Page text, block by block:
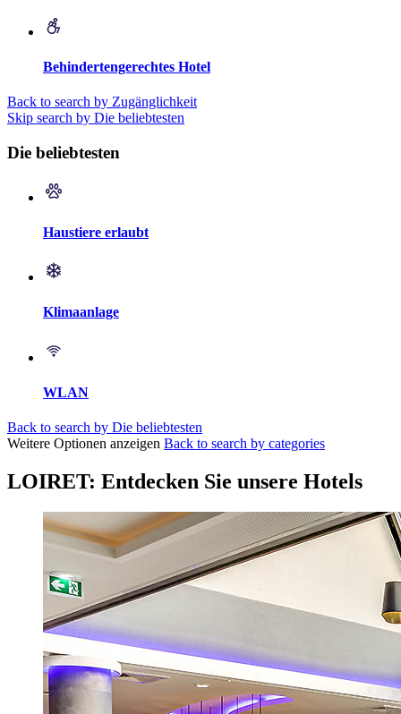
Behindertengerechtes Hotel
Back to search by Zugänglichkeit
Skip search by Die beliebtesten
Die beliebtesten
Haustiere erlaubt
Klimaanlage
WLAN
Back to search by Die beliebtesten
Weitere Optionen anzeigen Back to search by categories
LOIRET: Entdecken Sie unsere Hotels